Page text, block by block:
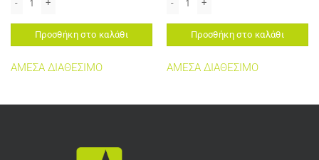
Προσθήκη στο καλάθι
ΑΜΕΣΑ ΔΙΑΘΕΣΙΜΟ
Προσθήκη στο καλάθι
ΑΜΕΣΑ ΔΙΑΘΕΣΙΜΟ